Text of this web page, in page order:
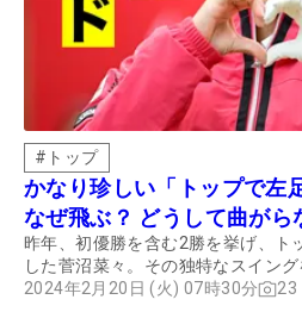
# トップ
かなり珍しい「トップで左
なぜ飛ぶ？ どうして曲がら
昨年、初優勝を含む2勝を挙げ、ト
した菅沼菜々。その独特なスイング
2024年2月20日 (火) 07時30分
23